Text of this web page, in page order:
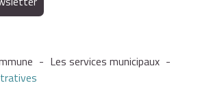
- Les services municipaux -